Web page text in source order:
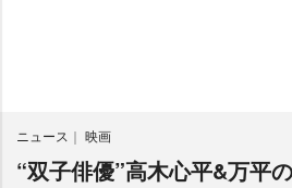
ニュース 映画
“双子俳優”高木心平&万平